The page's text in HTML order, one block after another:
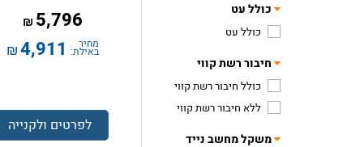
כולל עט
כולל עט
חיבור רשת קווי
כולל חיבור רשת קווי
ללא חיבור רשת קווי
משקל מחשב נייד
5,796
₪
מחיר
באילת: 4,911
₪
לפרטים ולקנייה